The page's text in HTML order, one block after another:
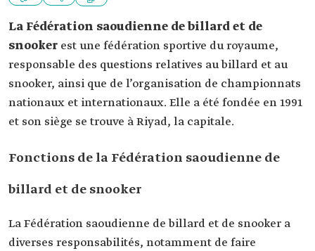
La Fédération saoudienne de billard et de
snooker est une fédération sportive du royaume,
responsable des questions relatives au billard et au
snooker, ainsi que de l’organisation de championnats
nationaux et internationaux. Elle a été fondée en 1991
et son siège se trouve à Riyad, la capitale.
Fonctions de la Fédération saoudienne de
billard et de snooker
La Fédération saoudienne de billard et de snooker a
diverses responsabilités, notamment de faire